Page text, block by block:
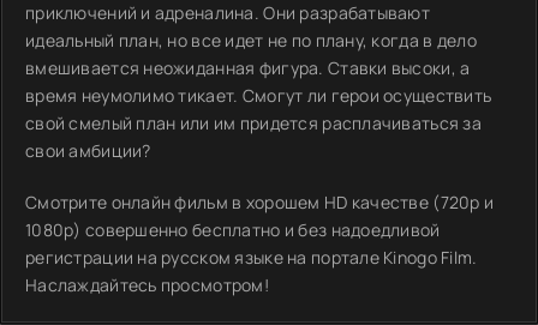
приключений и адреналина. Они разрабатывают
идеальный план, но все идет не по плану, когда в дело
вмешивается неожиданная фигура. Ставки высоки, а
время неумолимо тикает. Смогут ли герои осуществить
свой смелый план или им придется расплачиваться за
свои амбиции?
Смотрите онлайн фильм в хорошем HD качестве (720p и
1080p) совершенно бесплатно и без надоедливой
регистрации на русском языке на портале Kinogo Film.
Наслаждайтесь просмотром!